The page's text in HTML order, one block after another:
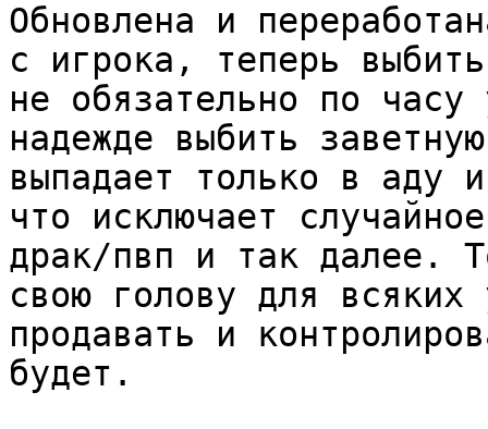
Обновлена и
с игрока, теперь
не обязательно по
надежде выбить
выпадает только в аду
что исключает
драк/пвп и так далее.
свою голову для
продавать и
будет.